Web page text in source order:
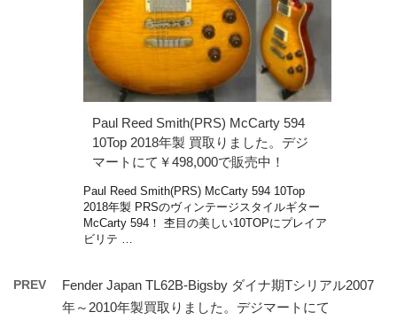
Paul Reed Smith(PRS) McCarty 594
10Top 2018年製 買取りました。デジ
マートにて￥498,000で販売中！
Paul Reed Smith(PRS) McCarty 594 10Top
2018年製 PRSのヴィンテージスタイルギター
McCarty 594！ 杢目の美しい10TOPにプレイア
ビリテ …
PREV
Fender Japan TL62B-Bigsby ダイナ期Tシリアル2007
年～2010年製買取りました。デジマートにて